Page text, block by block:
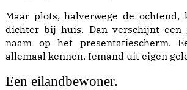
Maar plots, halverwege de ochtend,
dichter bij huis. Dan verschijnt een
naam op het presentatiescherm.
allemaal kennen. Iemand uit eigen
Een eilandbewoner.